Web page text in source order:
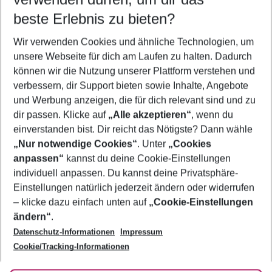
Frübucher Angebote Perissa für 2026
Urlaub Perissa
Flug & Hotel Perissa
Last Minute Perissa
Pauschalreisen Perissa
Footer
Footer navigation
Über uns
AGB
Bestpreisgarantie
Cookie-Einstellungen ändern
Cookie-Richtlinie
Agenturbetreuung
Barrierefreies Reisen
Folge uns
beste Erlebnis zu bieten?
Wir verwenden Cookies und ähnliche Technologien, um
unsere Webseite für dich am Laufen zu halten. Dadurch
können wir die Nutzung unserer Plattform verstehen und
verbessern, dir Support bieten sowie Inhalte, Angebote
und Werbung anzeigen, die für dich relevant sind und zu
dir passen. Klicke auf „Alle akzeptieren“, wenn du
einverstanden bist. Dir reicht das Nötigste? Dann wähle
„Nur notwendige Cookies“. Unter „Cookies
anpassen“ kannst du deine Cookie-Einstellungen
individuell anpassen. Du kannst deine Privatsphäre-
Einstellungen natürlich jederzeit ändern oder widerrufen
– klicke dazu einfach unten auf „Cookie-Einstellungen
ändern“.
Datenschutz-Informationen
Impressum
Cookie/Tracking-Informationen